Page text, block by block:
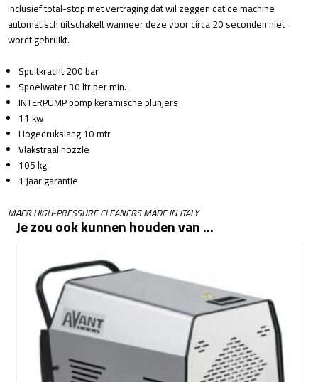
Inclusief total-stop met vertraging dat wil zeggen dat de machine
automatisch uitschakelt wanneer deze voor circa 20 seconden niet
wordt gebruikt.
Spuitkracht 200 bar
Spoelwater 30 ltr per min.
INTERPUMP pomp keramische plunjers
11 kw
Hogedrukslang 10 mtr
Vlakstraal nozzle
105 kg
1 jaar garantie
MAER HIGH-PRESSURE CLEANERS MADE IN ITALY
Je zou ook kunnen houden van …